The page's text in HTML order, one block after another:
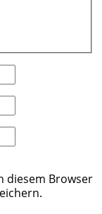
diesem Browser